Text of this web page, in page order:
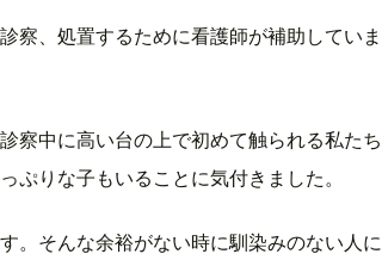
察、処置するために看護師が補助していま
察中に高い台の上で初めて触られる私たち
ぷりな子もいることに気付きました。
。そんな余裕がない時に馴染みのない人に